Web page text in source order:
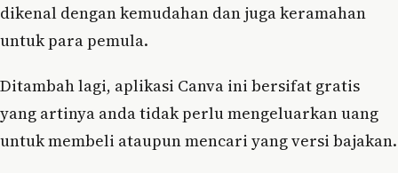
dikenal dengan kemudahan dan juga keramahan
untuk para pemula.
Ditambah lagi, aplikasi Canva ini bersifat gratis
yang artinya anda tidak perlu mengeluarkan uang
untuk membeli ataupun mencari yang versi bajakan.